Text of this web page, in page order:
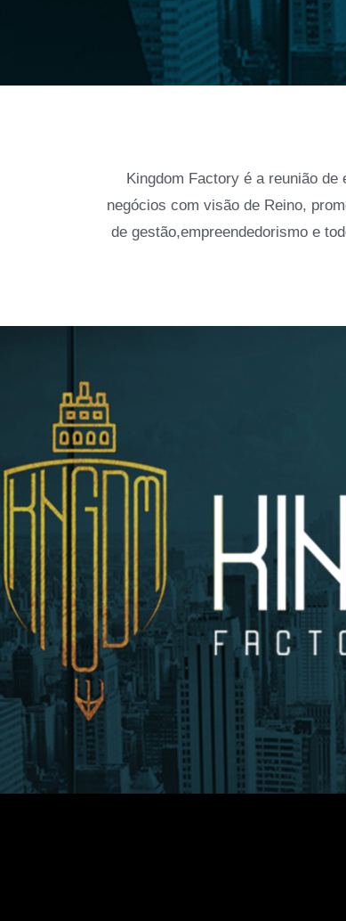
Kingdom Factory é a reunião
negócios com visão de Reino,
de gestão,empreendedorismo e